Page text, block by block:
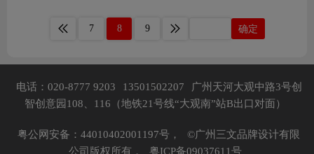
7 8 9 确定
电话：020-8777 9203 13501502207
广州天河大观中路3号创
智创意园108、116（地铁21号线“大观南”站B出口对面）
粤公网安备：44010402001197号，
©广州三文品牌设计有限
公司版权所有，
粤ICP备09037611号